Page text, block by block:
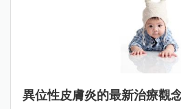
異位性皮膚炎的最新治療觀